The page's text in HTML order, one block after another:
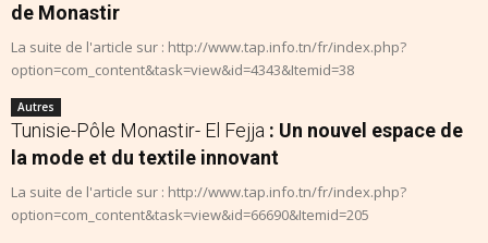
de Monastir
La suite de l'article sur : http://www.tap.info.tn/fr/index.php?
option=com_content&task=view&id=4343&Itemid=38
Autres
Tunisie-Pôle Monastir- El Fejja : Un nouvel espace de
la mode et du textile innovant
La suite de l'article sur : http://www.tap.info.tn/fr/index.php?
option=com_content&task=view&id=66690&Itemid=205